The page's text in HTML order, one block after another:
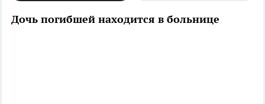
Дочь погибшей находится в больнице